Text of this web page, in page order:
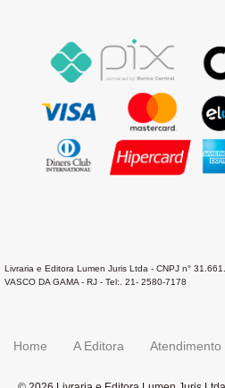
Livraria e Editora Lumen Juris Ltda - CNPJ n°
VASCO DA GAMA - RJ - Tel:. 21- 2580-7178
Home A Editora Atendimento